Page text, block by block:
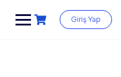
Giriş Yap